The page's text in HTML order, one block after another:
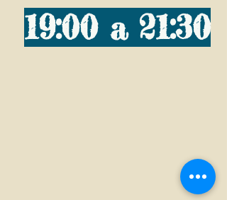
19:00 a 21:30